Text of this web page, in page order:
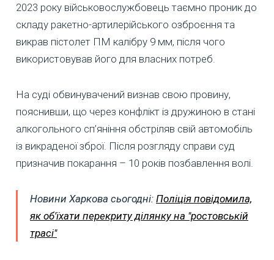
2023 року військовослужбовець таємно проник до
складу ракетно-артилерійського озброєння та
викрав пістолет ПМ калібру 9 мм, після чого
використовував його для власних потреб.
На суді обвинувачений визнав свою провину,
пояснивши, що через конфлікт із дружиною в стані
алкогольного сп’яніння обстріляв свій автомобіль
із викраденої зброї. Після розгляду справи суд
призначив покарання – 10 років позбавлення волі.
Новини Харкова сьогодні: Поліція повідомила,
як об'їхати перекриту ділянку на "ростовській
трасі"